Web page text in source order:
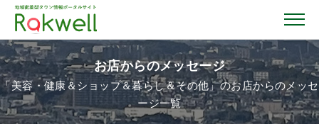
トップページ
お店からのメッセージ
「美容・健康＆ショップ＆暮らし＆その他」のお店からのメッセ
ージ一覧